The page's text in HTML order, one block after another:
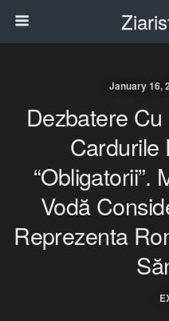
January 16,
Dezbatere
Cardurile
“obligatorii”.
Vodă
Reprezenta